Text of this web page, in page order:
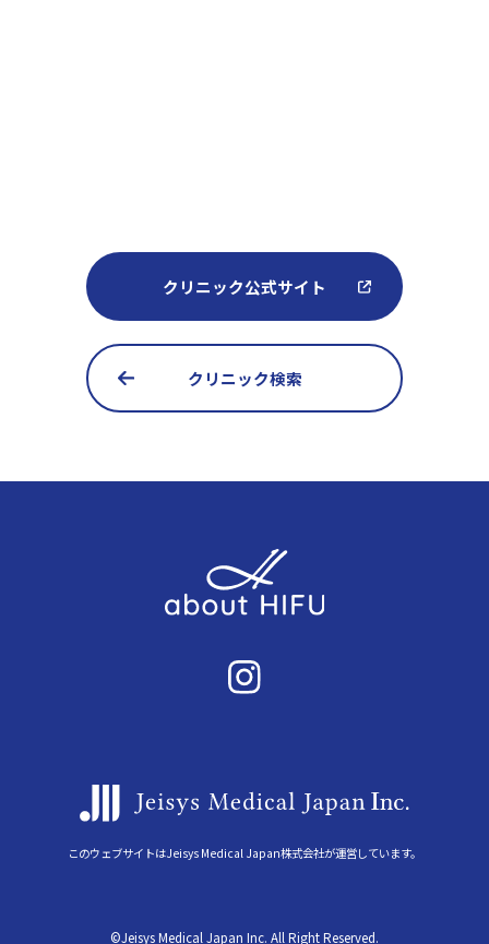
クリニック公式サイト
クリニック検索
このウェブサイトはJeisys Medical Japan株式会社が運営しています。
©Jeisys Medical Japan Inc. All Right Reserved.